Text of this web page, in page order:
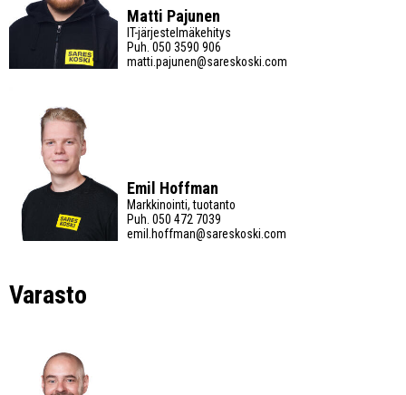
Matti Pajunen
IT-järjestelmäkehitys
Puh. 050 3590 906
matti.pajunen@sareskoski.com
Emil Hoffman
Markkinointi, tuotanto
Puh. 050 472 7039
emil.hoffman@sareskoski.com
Varasto